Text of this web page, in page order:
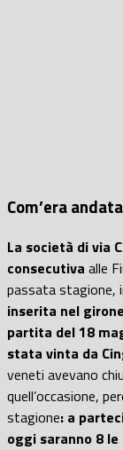
Com’era
La società di via
consecutiva alle
passata stagione,
inserita nel
partita del 18
stata vinta da
veneti avevano
quell’occasione,
stagione: a
oggi saranno 8